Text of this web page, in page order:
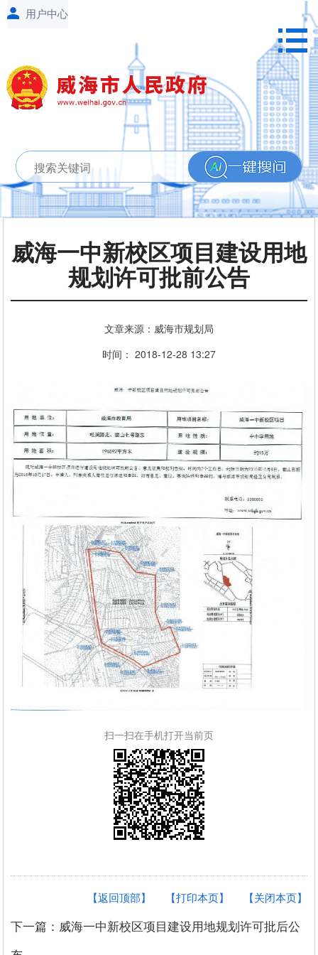
威海一中新校区项目建设用地
规划许可批前公告
文章来源：威海市规划局
时间： 2018-12-28 13:27
扫一扫在手机打开当前页
【关闭本页】
【打印本页】
【返回顶部】
下一篇：威海一中新校区项目建设用地规划许可批后公